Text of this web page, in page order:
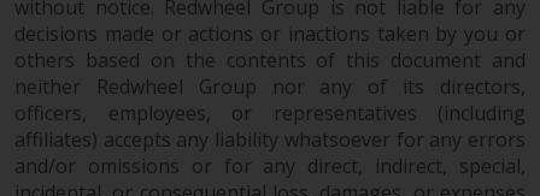
without notice. Redwheel Group is not liable for any
decisions made or actions or inactions taken by you or
others based on the contents of this document and
neither Redwheel Group nor any of its directors,
officers, employees, or representatives (including
affiliates) accepts any liability whatsoever for any errors
and/or omissions or for any direct, indirect, special,